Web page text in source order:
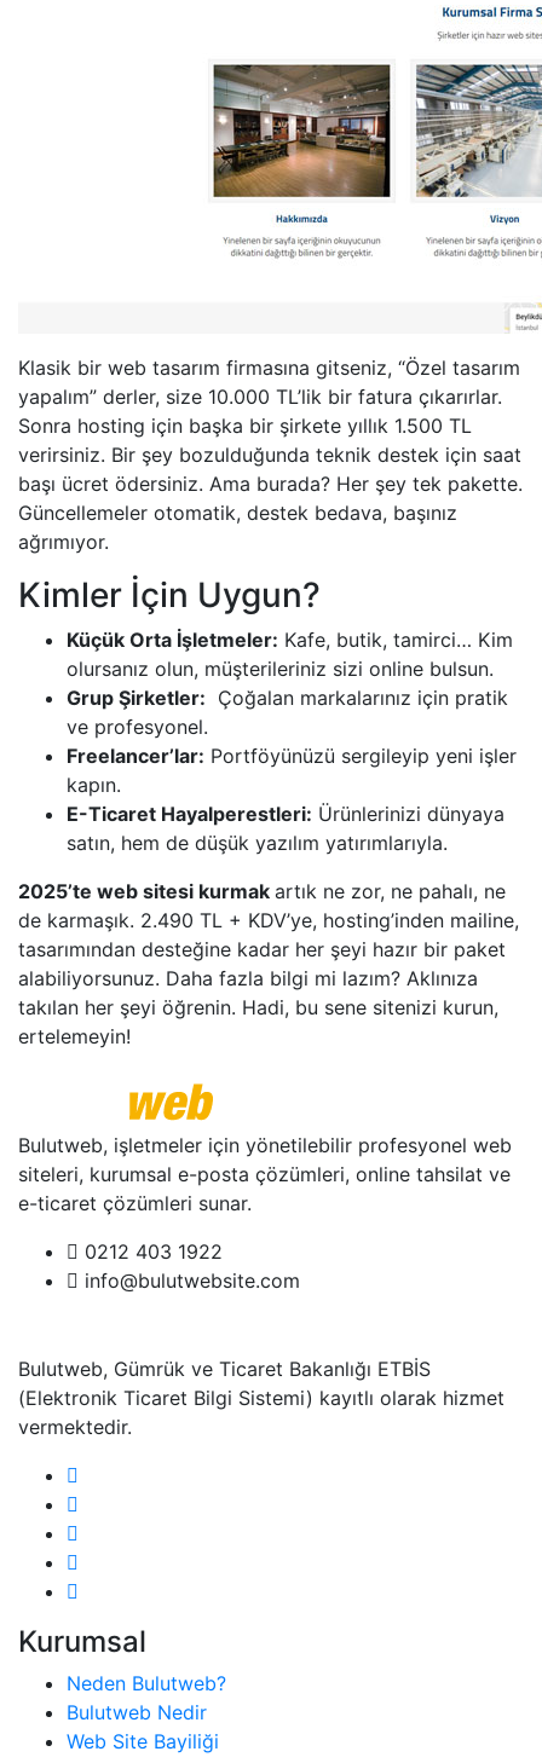
Klasik bir web tasarım firmasına gitseniz, “Özel tasarım
yapalım” derler, size 10.000 TL’lik bir fatura çıkarırlar.
Sonra hosting için başka bir şirkete yıllık 1.500 TL
verirsiniz. Bir şey bozulduğunda teknik destek için saat
başı ücret ödersiniz. Ama burada? Her şey tek pakette.
Güncellemeler otomatik, destek bedava, başınız
ağrımıyor.
Kimler İçin Uygun?
Küçük Orta İşletmeler: Kafe, butik, tamirci… Kim
olursanız olun, müşterileriniz sizi online bulsun.
Grup Şirketler: Çoğalan markalarınız için pratik
ve profesyonel.
Freelancer’lar: Portföyünüzü sergileyip yeni işler
kapın.
E-Ticaret Hayalperestleri: Ürünlerinizi dünyaya
satın, hem de düşük yazılım yatırımlarıyla.
2025’te web sitesi kurmak artık ne zor, ne pahalı, ne
de karmaşık. 2.490 TL + KDV’ye, hosting’inden mailine,
tasarımından desteğine kadar her şeyi hazır bir paket
alabiliyorsunuz. Daha fazla bilgi mi lazım? Aklınıza
takılan her şeyi öğrenin. Hadi, bu sene sitenizi kurun,
ertelemeyin!
Bulutweb, işletmeler için yönetilebilir profesyonel web
siteleri, kurumsal e-posta çözümleri, online tahsilat ve
e-ticaret çözümleri sunar.
0212 403 1922
info@bulutwebsite.com
Bulutweb, Gümrük ve Ticaret Bakanlığı ETBİS
(Elektronik Ticaret Bilgi Sistemi) kayıtlı olarak hizmet
vermektedir.
Kurumsal
Neden Bulutweb?
Bulutweb Nedir
Web Site Bayiliği